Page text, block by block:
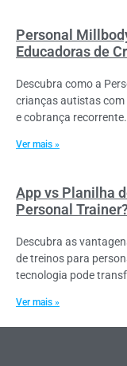
Personal
Educadoras de
Descubra como a
crianças autistas com
e cobrança recorrente.
Ver mais »
App vs Planilha
Personal
Descubra as
de treinos para
tecnologia pode
Ver mais »